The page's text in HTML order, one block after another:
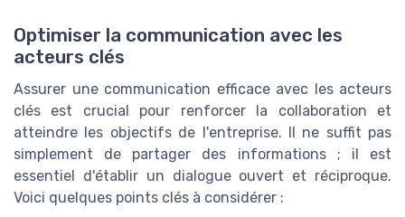
Optimiser la communication avec les
acteurs clés
Assurer une communication efficace avec les acteurs
clés est crucial pour renforcer la collaboration et
atteindre les objectifs de l'entreprise. Il ne suffit pas
simplement de partager des informations ; il est
essentiel d'établir un dialogue ouvert et réciproque.
Voici quelques points clés à considérer :